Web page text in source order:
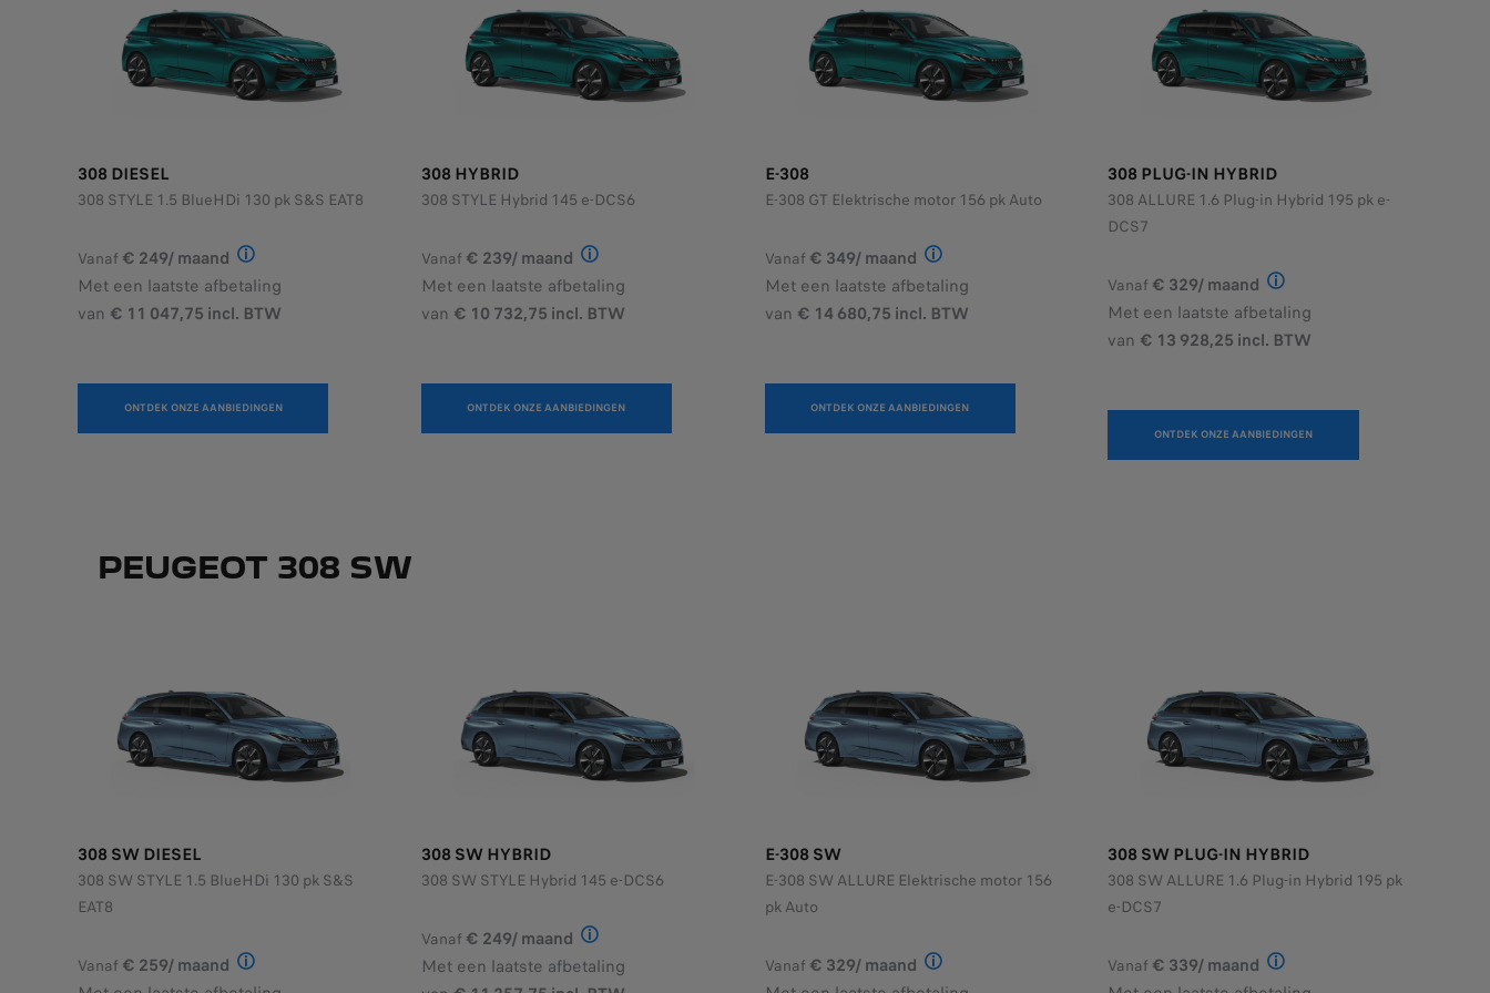
308 DIESEL
308 STYLE 1.5 BlueHDi 130 pk S&S EAT8
Vanaf € 249/ maand
Illustratief voorbeeld van het product StretchFin Plus voor een NEW 308 STYLE 1.5 BlueHDi 130 pk EAT8, lening op afbetaling met een laatste verhoogde
Met een laatste afbetaling
van € 11 047,75 incl. BTW
ONTDEK ONZE AANBIEDINGEN
308 HYBRID
308 STYLE Hybrid 145 e-DCS6
Vanaf € 239/ maand
Illustratief voorbeeld van het product StretchFin Plus voor een NEW 308 STYLE Hybrid 145 pk e-DCS6, lening
Met een laatste afbetaling
van € 10 732,75 incl. BTW
ONTDEK ONZE AANBIEDINGEN
E-308
E-308 GT Elektrische motor 156 pk Auto
Vanaf € 349/ maand
Illustratief voorbeeld van het product StretchFin Plus voor een NEW
Met een laatste afbetaling
van € 14 680,75 incl. BTW
ONTDEK ONZE AANBIEDINGEN
308 PLUG-IN HYBRID
308 ALLURE 1.6 Plug-in Hybrid 195 pk e-
DCS7
Vanaf € 329/ maand
Illustratief voorbeeld van
Met een laatste afbetaling
van € 13 928,25 incl. BTW
ONTDEK ONZE AANBIEDINGEN
PEUGEOT 308 SW
308 SW DIESEL
308 SW STYLE 1.5 BlueHDi 130 pk S&S
EAT8
Vanaf € 259/ maand
Illustratief voorbeeld van het product StretchFin Plus voor een NEW 308 SW STYLE 1.5 BlueHDi 130 pk EAT8, lening op afbetaling met een laatste
308 SW HYBRID
308 SW STYLE Hybrid 145 e-DCS6
Vanaf € 249/ maand
Illustratief voorbeeld van het product StretchFin Plus voor een NEW 308 SW STYLE Hybrid 145 pk e-DCS6,
Met een laatste afbetaling
E-308 SW
E-308 SW ALLURE Elektrische motor 156
pk Auto
Vanaf € 329/ maand
Illustratief voorbeeld van het product StretchFin Plus voor een NEW E-
308 SW PLUG-IN HYBRID
308 SW ALLURE 1.6 Plug-in Hybrid 195 pk
e-DCS7
Vanaf € 339/ maand
Illustratief voorbeeld van